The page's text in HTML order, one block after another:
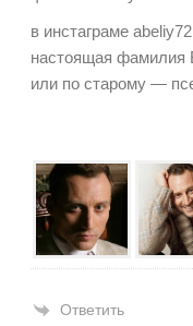
в инстаграме
настоящая фамилия
или по старому —
Ответить